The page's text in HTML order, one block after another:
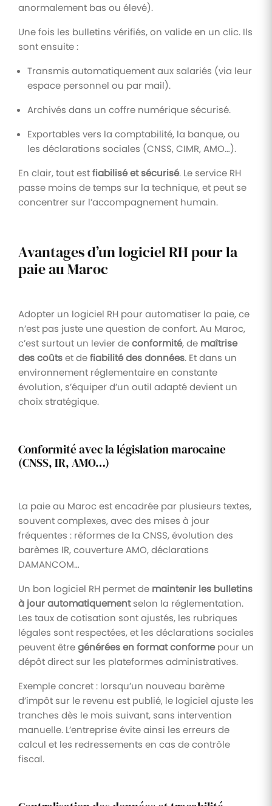
anormalement bas ou élevé).
Une fois les bulletins vérifiés, on valide en un clic. Ils
sont ensuite :
Transmis automatiquement aux salariés (via leur
espace personnel ou par mail).
Archivés dans un coffre numérique sécurisé.
Exportables vers la comptabilité, la banque, ou
les déclarations sociales (CNSS, CIMR, AMO…).
En clair, tout estfiabilisé et sécurisé. Le service RH
passe moins de temps sur la technique, et peut se
concentrer sur l’accompagnement humain.
Avantages d’un logiciel RH pour la
paie au Maroc
Adopter un logiciel RH pour automatiser la paie, ce
n’est pas juste une question de confort. Au Maroc,
c’est surtout un levier deconformité, de maîtrise
des coûtset defiabilité des données. Et dans un
environnement réglementaire en constante
évolution, s’équiper d’un outil adapté devient un
choix stratégique.
Conformité avec la législation marocaine
(CNSS, IR, AMO…)
La paie au Maroc est encadrée par plusieurs textes,
souvent complexes, avec des mises à jour
fréquentes : réformes de la CNSS, évolution des
barèmes IR, couverture AMO, déclarations
DAMANCOM…
Un bon logiciel RH permet de maintenir les bulletins
à jour automatiquementselon la réglementation.
Les taux de cotisation sont ajustés, les rubriques
légales sont respectées, et les déclarations sociales
peuvent êtregénérées en format conformepour un
dépôt direct sur les plateformes administratives.
Exemple concret : lorsqu’un nouveau barème
d’impôt sur le revenu est publié, le logiciel ajuste les
tranches dès le mois suivant, sans intervention
manuelle. L’entreprise évite ainsi les erreurs de
calcul et les redressements en cas de contrôle
fiscal.